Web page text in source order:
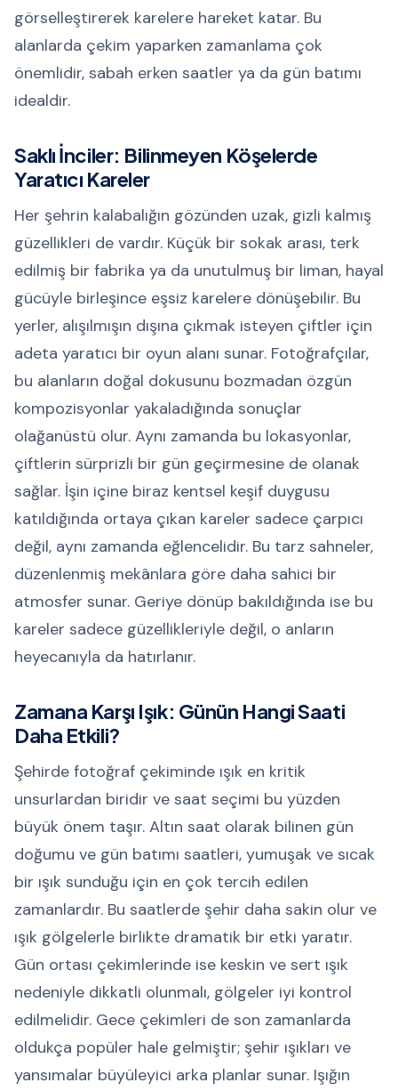
görselleştirerek karelere hareket katar. Bu
alanlarda çekim yaparken zamanlama çok
önemlidir, sabah erken saatler ya da gün batımı
idealdir.
Saklı İnciler: Bilinmeyen Köşelerde
Yaratıcı Kareler
Her şehrin kalabalığın gözünden uzak, gizli kalmış
güzellikleri de vardır. Küçük bir sokak arası, terk
edilmiş bir fabrika ya da unutulmuş bir liman, hayal
gücüyle birleşince eşsiz karelere dönüşebilir. Bu
yerler, alışılmışın dışına çıkmak isteyen çiftler için
adeta yaratıcı bir oyun alanı sunar. Fotoğrafçılar,
bu alanların doğal dokusunu bozmadan özgün
kompozisyonlar yakaladığında sonuçlar
olağanüstü olur. Aynı zamanda bu lokasyonlar,
çiftlerin sürprizli bir gün geçirmesine de olanak
sağlar. İşin içine biraz kentsel keşif duygusu
katıldığında ortaya çıkan kareler sadece çarpıcı
değil, aynı zamanda eğlencelidir. Bu tarz sahneler,
düzenlenmiş mekânlara göre daha sahici bir
atmosfer sunar. Geriye dönüp bakıldığında ise bu
kareler sadece güzellikleriyle değil, o anların
heyecanıyla da hatırlanır.
Zamana Karşı Işık: Günün Hangi Saati
Daha Etkili?
Şehirde fotoğraf çekiminde ışık en kritik
unsurlardan biridir ve saat seçimi bu yüzden
büyük önem taşır. Altın saat olarak bilinen gün
doğumu ve gün batımı saatleri, yumuşak ve sıcak
bir ışık sunduğu için en çok tercih edilen
zamanlardır. Bu saatlerde şehir daha sakin olur ve
ışık gölgelerle birlikte dramatik bir etki yaratır.
Gün ortası çekimlerinde ise keskin ve sert ışık
nedeniyle dikkatli olunmalı, gölgeler iyi kontrol
edilmelidir. Gece çekimleri de son zamanlarda
oldukça popüler hale gelmiştir; şehir ışıkları ve
yansımalar büyüleyici arka planlar sunar. Işığın